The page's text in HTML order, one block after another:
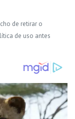
de retirar o
de uso antes